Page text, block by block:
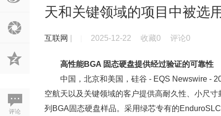
评论
天和关键领域的项目中被选
互联网 2025-12-22 收藏0 评论0
高性能BGA 固态硬盘提供经过验证的可靠性
中国，北京和美国，硅谷 - EQS Newswire -
空航天以及关键领域的客户提供高耐久性、小尺
列BGA固态硬盘样品。采用绿芯专有的EnduroSLC